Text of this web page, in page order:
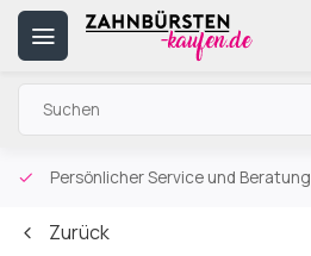
Persönlicher Service und Beratung
Zurück